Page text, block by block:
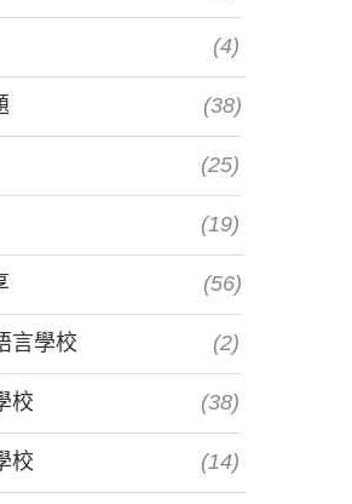
(4)
(38)
(25)
(19)
(56)
言學校 (2)
校 (38)
校 (14)